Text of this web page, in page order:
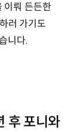
이뤄 든든한
러 가기도
니다.
후 포니와